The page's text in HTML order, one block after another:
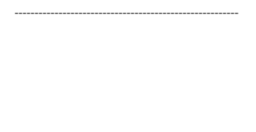
--------------------------------------------------------